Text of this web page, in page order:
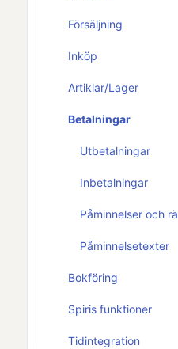
Försäljning
Inköp
Artiklar/Lager
Betalningar
Utbetalningar
Inbetalningar
Påminnelser och
Påminnelsetexter
Bokföring
Spiris funktioner
Tidintegration